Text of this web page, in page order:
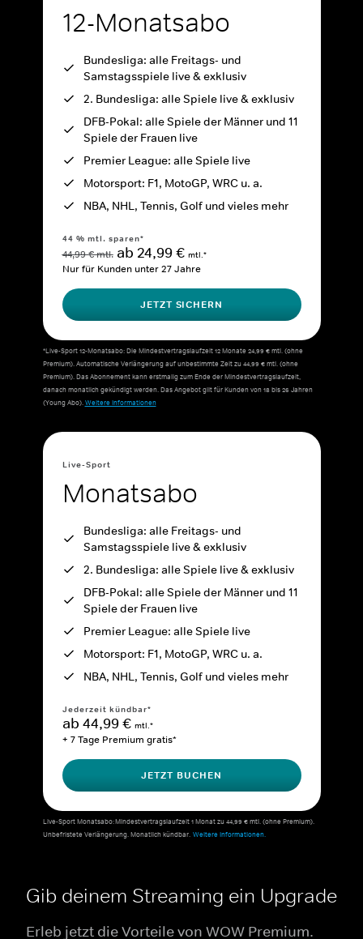
12-Monatsabo
Bundesliga: alle Freitags- und
Samstagsspiele live & exklusiv
2. Bundesliga: alle Spiele live & exklusiv
DFB-Pokal: alle Spiele der Männer und 11
Spiele der Frauen live
Premier League: alle Spiele live
Motorsport: F1, MotoGP, WRC u. a.
NBA, NHL, Tennis, Golf und vieles mehr
44 % mtl. sparen*
44,99 € mtl. ab 24,99 € mtl.*
Nur für Kunden unter 27 Jahre
JETZT SICHERN
*Live-Sport 12-Monatsabo: Die Mindestvertragslaufzeit 12 Monate 24,99 € mtl. (ohne
Premium). Automatische Verlängerung auf unbestimmte Zeit zu 44,99 € mtl. (ohne
Premium). Das Abonnement kann erstmalig zum Ende der Mindestvertragslaufzeit,
danach monatlich gekündigt werden. Das Angebot gilt für Kunden von 18 bis 26 Jahren
(Young Abo).Weitere Informationen
Live-Sport
Monatsabo
Bundesliga: alle Freitags- und
Samstagsspiele live & exklusiv
2. Bundesliga: alle Spiele live & exklusiv
DFB-Pokal: alle Spiele der Männer und 11
Spiele der Frauen live
Premier League: alle Spiele live
Motorsport: F1, MotoGP, WRC u. a.
NBA, NHL, Tennis, Golf und vieles mehr
Jederzeit kündbar*
ab 44,99 € mtl.*
+ 7 Tage Premium gratis*
JETZT BUCHEN
Live-Sport Monatsabo: Mindestvertragslaufzeit 1 Monat zu 44,99 € mtl. (ohne Premium).
Unbefristete Verlängerung. Monatlich kündbar. Weitere Informationen.
Gib deinem Streaming ein Upgrade
Erleb jetzt die Vorteile von WOW Premium.